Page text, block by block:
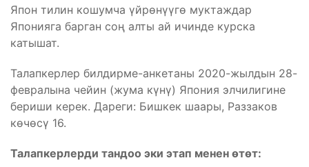
Япон тилин кошумча үйрөнүүгө муктаждар
Японияга барган соң алты ай ичинде курска
катышат.
Талапкерлер билдирме-анкетаны 2020-жылдын 28-
февралына чейин (жума күнү) Япония элчилигине
бериши керек. Дареги: Бишкек шаары, Раззаков
көчөсү 16.
Талапкерлерди тандоо эки этап менен өтөт: